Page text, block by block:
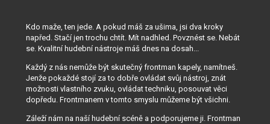
Kdo maže, ten jede. A pokud máš za ušima, jsi dva kroky
napřed. Stačí jen trochu chtít. Mít nadhled. Povznést se. Nebát
se. Kvalitní hudební nástroje máš dnes na dosah...
Každý z nás nemůže být skutečný frontman kapely, namítneš.
Jenže pokaždé stojí za to dobře ovládat svůj nástroj, znát
možnosti vlastního zvuku, ovládat techniku, posouvat věci
dopředu. Frontmanem v tomto smyslu můžeme být všichni.
Záleží nám na naší hudební scéně a podporujeme ji. Frontman